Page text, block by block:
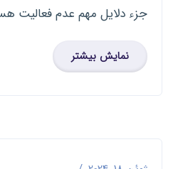
جزء دلایل مهم عدم فعالیت
نمایش بیشتر